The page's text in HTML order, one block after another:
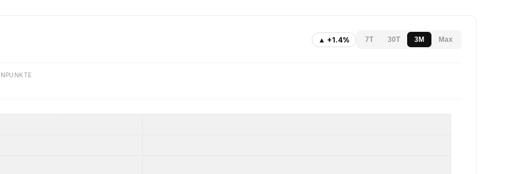
▲ +1.4% 7T 30T 3M Max